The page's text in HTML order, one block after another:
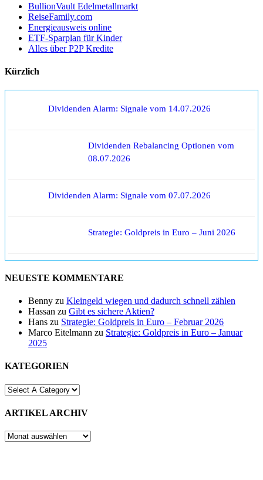
BullionVault Edelmetallmarkt
ReiseFamily.com
Energieausweis online
ETF-Sparplan für Kinder
Alles über P2P Kredite
Kürzlich
Dividenden Alarm: Signale vom 14.07.2026
Dividenden Rebalancing Optionen vom
08.07.2026
Dividenden Alarm: Signale vom 07.07.2026
Strategie: Goldpreis in Euro – Juni 2026
NEUESTE KOMMENTARE
Benny zu Kleingeld wiegen und dadurch schnell zählen
Hassan zu Gibt es sichere Aktien?
Hans zu Strategie: Goldpreis in Euro – Februar 2026
Marco Eitelmann zu Strategie: Goldpreis in Euro – Januar
2025
KATEGORIEN
ARTIKEL ARCHIV
ARTIKEL